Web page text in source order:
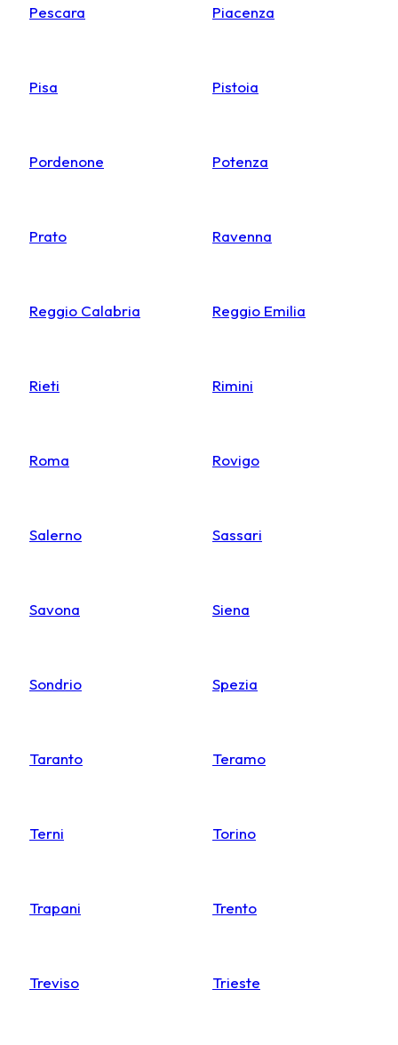
Pescara Piacenza
Pisa Pistoia
Pordenone Potenza
Prato Ravenna
Reggio Calabria Reggio Emilia
Rieti Rimini
Roma Rovigo
Salerno Sassari
Savona Siena
Sondrio Spezia
Taranto Teramo
Terni Torino
Trapani Trento
Treviso Trieste